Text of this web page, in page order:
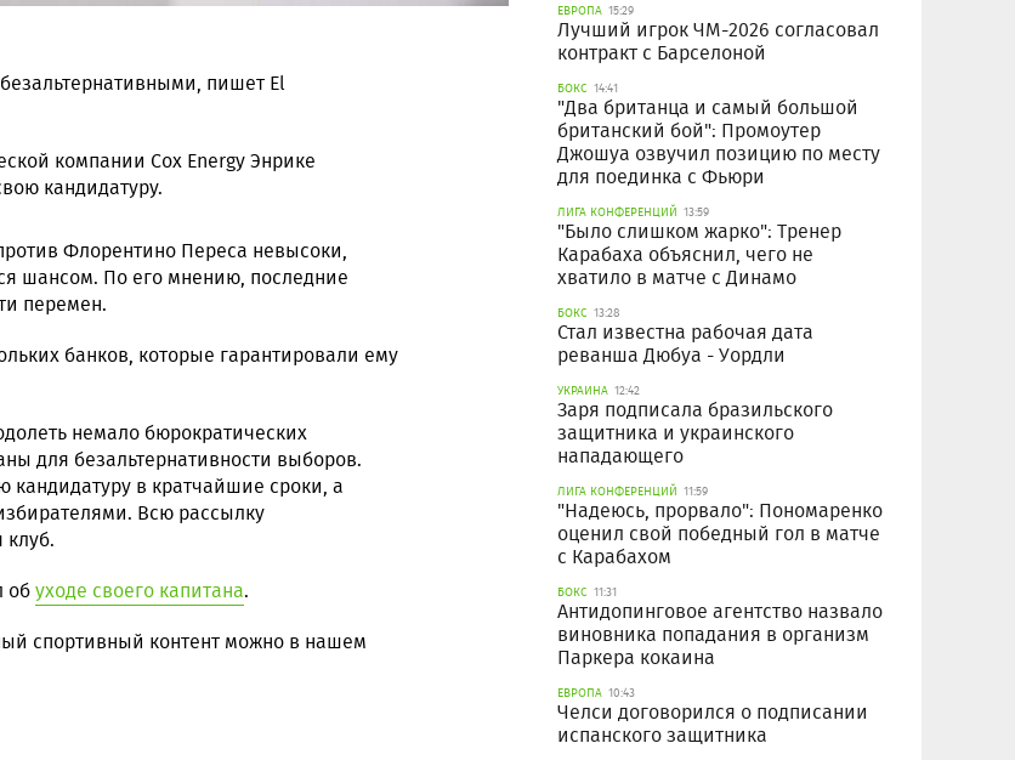
пишет El
компании Cox Energy Энрике
кандидатуру.
Флорентино Переса невысоки,
шансом. По его мнению, последние
перемен.
банков, которые гарантировали ему
немало бюрократических
для безальтернативности выборов.
кандидатуру в кратчайшие сроки, а
Всю рассылку
обуходе своего капитана.
спортивный контент можно в нашем
ЕВРОПА 15:29
Лучший игрок ЧМ-2026 согласовал
контракт с Барселоной
БОКС 14:41
"Два британца и самый большой
британский бой": Промоутер
Джошуа озвучил позицию по месту
для поединка с Фьюри
ЛИГА КОНФЕРЕНЦИЙ 13:59
"Было слишком жарко": Тренер
Карабаха объяснил, чего не
хватило в матче с Динамо
БОКС 13:28
Стал известна рабочая дата
реванша Дюбуа - Уордли
УКРАИНА 12:42
Заря подписала бразильского
защитника и украинского
нападающего
ЛИГА КОНФЕРЕНЦИЙ 11:59
"Надеюсь, прорвало": Пономаренко
оценил свой победный гол в матче
с Карабахом
БОКС 11:31
Антидопинговое агентство назвало
виновника попадания в организм
Паркера кокаина
ЕВРОПА 10:43
Челси договорился о подписании
испанского защитника